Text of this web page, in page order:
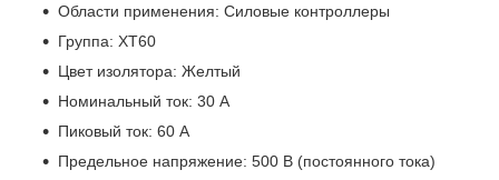
Области применения: Силовые контроллеры
Группа: XT60
Цвет изолятора: Желтый
Номинальный ток: 30 А
Пиковый ток: 60 А
Предельное напряжение: 500 В (постоянного тока)